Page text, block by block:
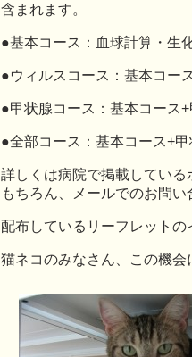
含まれます。
●基本コース：血球計算・生
●ウィルスコース：基本コー
●甲状腺コース：基本コース
●全部コース：基本コース+
詳しくは病院で掲載している
もちろん、メールでのお問い
配布しているリーフレット
猫ネコのみなさん、この機会